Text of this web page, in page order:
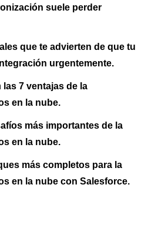
suele perder
que te advierten de que tu
urgentemente.
las 7 ventajas de la
en la nube.
más importantes de la
en la nube.
más completos para la
en la nube con Salesforce.